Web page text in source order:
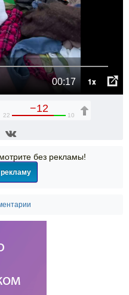
00:17 1x
−12
22 10
без рекламы!